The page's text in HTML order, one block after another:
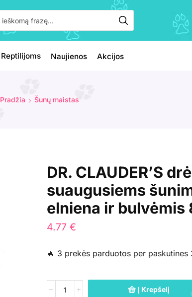
Reptilijoms Naujienos Akcijos
Pradžia Šunų maistas
DR. CLAUDER’S
suaugusiems
elniena ir bulvėmis
4.77 €
🔥 3 prekės parduotos per paskutines
Į Krepšelį